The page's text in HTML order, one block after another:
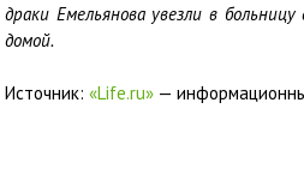
драки Емельянова увезли в
домой.
Источник: «Life.ru» —